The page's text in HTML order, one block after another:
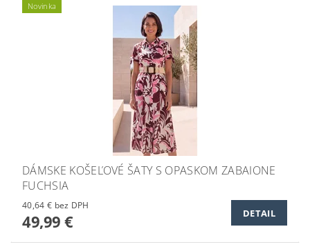
Novinka
DÁMSKE KOŠEĽOVÉ ŠATY S OPASKOM ZABAIONE
FUCHSIA
40,64 € bez DPH
49,99 € DETAIL